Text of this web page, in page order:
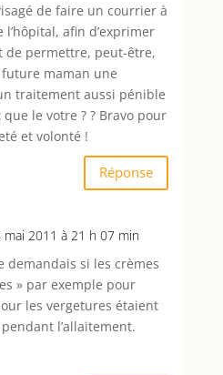
de faire un courrier à
afin d’exprimer
de permettre, peut-être,
future maman une
traitement aussi pénible
le votre ? ? Bravo pour
et volonté !
Réponse
mai 2011 à 21 h 07 min
demandais si les crèmes
» par exemple pour
les vergetures étaient
l’allaitement.